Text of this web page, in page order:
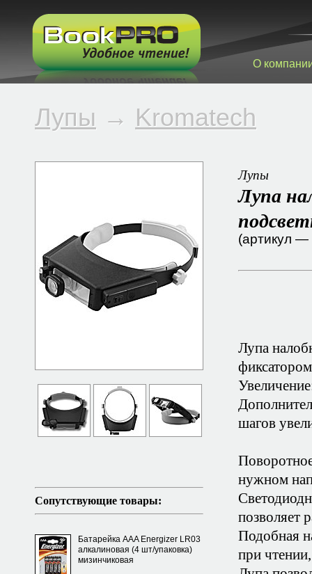
О
Лупы → Kromatech
Сопутствующие товары:
Батарейка AAA Energizer LR03
алкалиновая (4 шт/упаковка)
мизинчиковая
Лупы
Лупа
(артикул
Лупа
шагов
нужном
позволяет
Подобная
при